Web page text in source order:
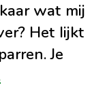
wat mij
Het lijkt
Je